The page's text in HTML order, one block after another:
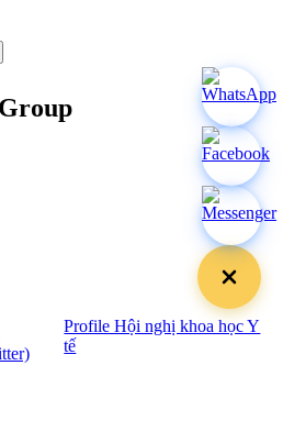
Profile Hội nghị khoa học Y
tế